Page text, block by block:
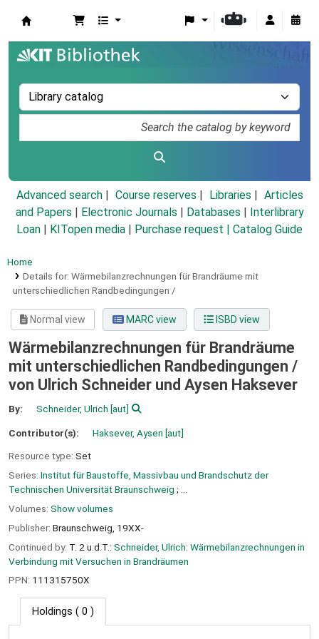
Advanced search Course reserves Libraries
Articles
and Papers
Electronic Journals Databases
Interlibrary
Loan
KITopen media Purchase request | Catalog Guide
Home
Details for: Wärmebilanzrechnungen für Brandräume mit
unterschiedlichen Randbedingungen /
Normal view MARC view ISBD view
Wärmebilanzrechnungen für Brandräume
mit unterschiedlichen Randbedingungen /
von Ulrich Schneider und Aysen Haksever
By: Schneider, Ulrich [aut]
Contributor(s): Haksever, Aysen [aut]
Resource type: Set
Series: Institut für Baustoffe, Massivbau und Brandschutz der
Technischen Universität Braunschweig ; ...
Volumes: Show volumes
Publisher: Braunschweig, 19XX-
Continued by: T. 2 u.d.T.: Schneider, Ulrich: Wärmebilanzrechnungen in
Verbindung mit Versuchen in Brandräumen
PPN: 111315750X
Holdings ( 0 )